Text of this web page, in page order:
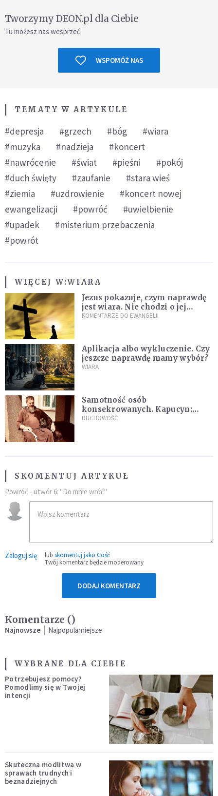
Tworzymy DEON.pl dla Ciebie
Tu możesz nas wesprzeć.
WSPOMÓŻ NAS
TEMATY W ARTYKULE
#depresja #grzech #bóg
#wiara
#muzyka
#nadzieja
#koncert
#nawrócenie
#świat #pieśni
#pokój
#duch święty
#zaufanie
#stara wieś
#ziemia
#uzdrowienie
#koncert nowej
ewangelizacji
#powróć
#uwielbienie
#upadek
#misterium przebaczenia
#powrót
WIĘCEJ W:WIARA
Jezus pokazuje, czym naprawdę
jest wiara. Nie chodzi o jej
wielkość
KOMENTARZE DO EWANGELII
Aplikacja albo wykluczenie. Czy
jeszcze naprawdę mamy wybór?
WIARA
Samotność osób
konsekrowanych. Kapucyn:
Życie w pojedynkę rzadko jest
DUCHOWOŚĆ
SKOMENTUJ ARTYKUŁ
Powróć - utwór 6: "Do mnie wróć"
Zaloguj się lub skomentuj jako Gość
Twój komentarz będzie moderowany
DODAJ KOMENTARZ
Komentarze ()
Najnowsze Najpopularniejsze
WYBRANE DLA CIEBIE
Potrzebujesz pomocy?
Pomodlimy się w Twojej
intencji
Skuteczna modlitwa w
sprawach trudnych i
beznadziejnych